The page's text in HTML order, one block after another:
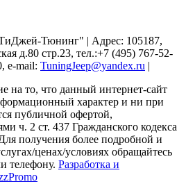
Тюнинг" | Адрес: 105187,
д.80 стр.23, тел.:+7 (495) 767-52-
e-mail: TuningJeep@yandex.ru |
на то, что данный интернет-сайт
характер и ни при
публичной офертой,
ч. 2 ст. 437 Гражданского кодекса
получения более подробной и
ценах/условиях обращайтесь
телефону. Разработка и